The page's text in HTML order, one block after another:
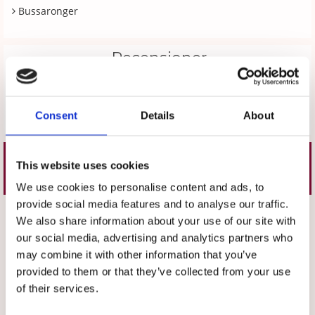
Consent Details About
This website uses cookies
We use cookies to personalise content and ads, to
provide social media features and to analyse our traffic.
We also share information about your use of our site with
our social media, advertising and analytics partners who
may combine it with other information that you’ve
provided to them or that they’ve collected from your use
of their services.
Bussaronger
Recensioner
Skriv en recension
Liknande produkter
Välj storlek Välj storlek